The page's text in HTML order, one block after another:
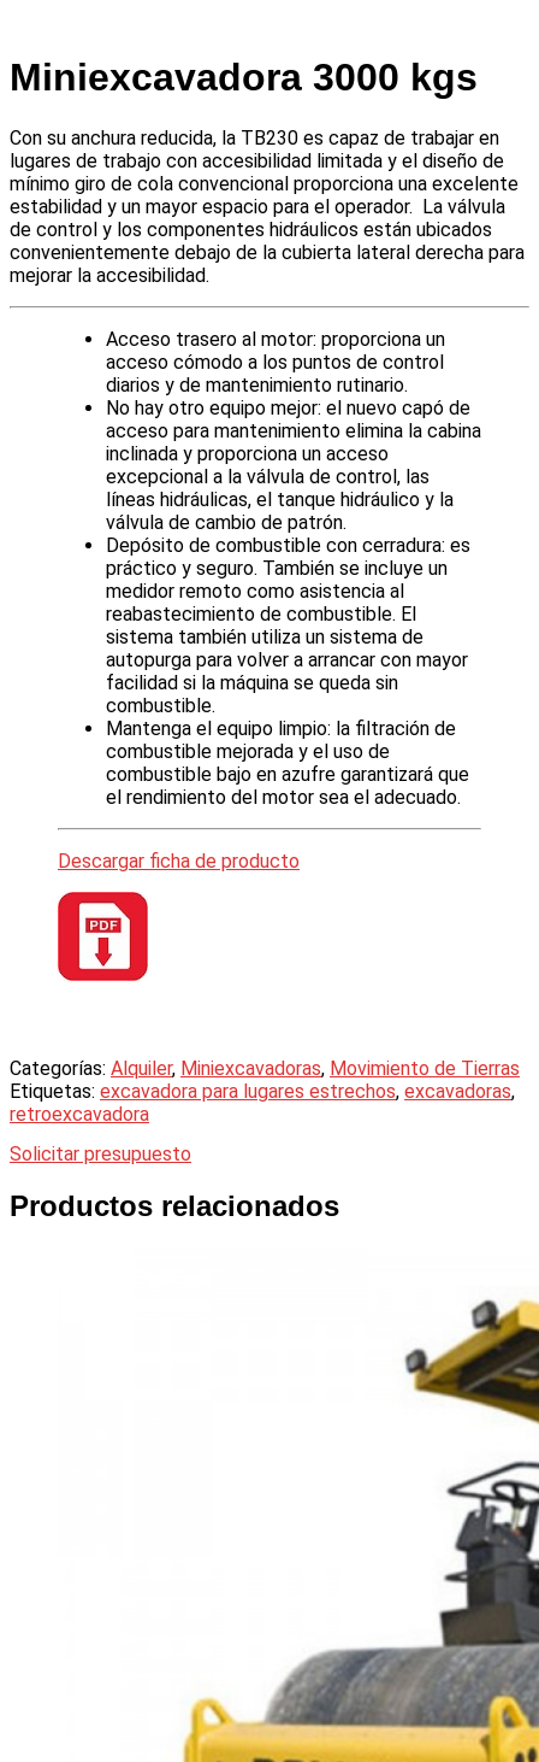
Miniexcavadora 3000 kgs
Con su anchura reducida, la TB230 es capaz de trabajar en
lugares de trabajo con accesibilidad limitada y el diseño de
mínimo giro de cola convencional proporciona una excelente
estabilidad y un mayor espacio para el operador. La válvula
de control y los componentes hidráulicos están ubicados
convenientemente debajo de la cubierta lateral derecha para
mejorar la accesibilidad.
Acceso trasero al motor: proporciona un
acceso cómodo a los puntos de control
diarios y de mantenimiento rutinario.
No hay otro equipo mejor: el nuevo capó de
acceso para mantenimiento elimina la cabina
inclinada y proporciona un acceso
excepcional a la válvula de control, las
líneas hidráulicas, el tanque hidráulico y la
válvula de cambio de patrón.
Depósito de combustible con cerradura: es
práctico y seguro. También se incluye un
medidor remoto como asistencia al
reabastecimiento de combustible. El
sistema también utiliza un sistema de
autopurga para volver a arrancar con mayor
facilidad si la máquina se queda sin
combustible.
Mantenga el equipo limpio: la filtración de
combustible mejorada y el uso de
combustible bajo en azufre garantizará que
el rendimiento del motor sea el adecuado.
Descargar ficha de producto
Categorías: Alquiler, Miniexcavadoras, Movimiento de Tierras
Etiquetas: excavadora para lugares estrechos, excavadoras,
retroexcavadora
Solicitar presupuesto
Productos relacionados